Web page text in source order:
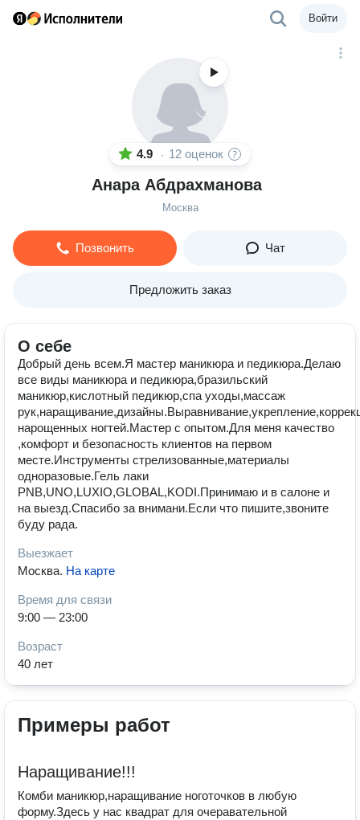
Войти
4.9 · 12 оценок
Анара Абдрахманова
Москва
Позвонить Чат
Предложить заказ
О себе
Добрый день всем.Я мастер маникюра и педикюра.Делаю
все виды маникюра и педикюра,бразильский
маникюр,кислотный педикюр,спа уходы,массаж
нарощенных ногтей.Мастер с опытом.Для меня качество
,комфорт и безопасность клиентов на первом
месте.Инструменты стрелизованные,материалы
одноразовые.Гель лаки
PNB,UNO,LUXIO,GLOBAL,KODI.Принимаю и в салоне и
на выезд.Спасибо за внимани.Если что пишите,звоните
буду рада.
Выезжает
Москва. На карте
Время для связи
9:00 — 23:00
Возраст
40 лет
Примеры работ
Наращивание!!!
Комби маникюр,наращивание ноготочков в любую
форму.Здесь у нас квадрат для очеравательной